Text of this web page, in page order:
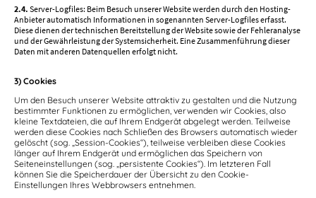
2.4. Server-Logfiles: Beim Besuch unserer Website werden durch den Hosting-
Anbieter automatisch Informationen in sogenannten Server-Logfiles erfasst.
Diese dienen der technischen Bereitstellung der Website sowie der Fehleranalyse
und der Gewährleistung der Systemsicherheit. Eine Zusammenführung dieser
Daten mit anderen Datenquellen erfolgt nicht.
3) Cookies
Um den Besuch unserer Website attraktiv zu gestalten und die Nutzung
bestimmter Funktionen zu ermöglichen, verwenden wir Cookies, also
kleine Textdateien, die auf Ihrem Endgerät abgelegt werden. Teilweise
werden diese Cookies nach Schließen des Browsers automatisch wieder
gelöscht (sog. „Session-Cookies“), teilweise verbleiben diese Cookies
länger auf Ihrem Endgerät und ermöglichen das Speichern von
Seiteneinstellungen (sog. „persistente Cookies“). Im letzteren Fall
können Sie die Speicherdauer der Übersicht zu den Cookie-
Einstellungen Ihres Webbrowsers entnehmen.